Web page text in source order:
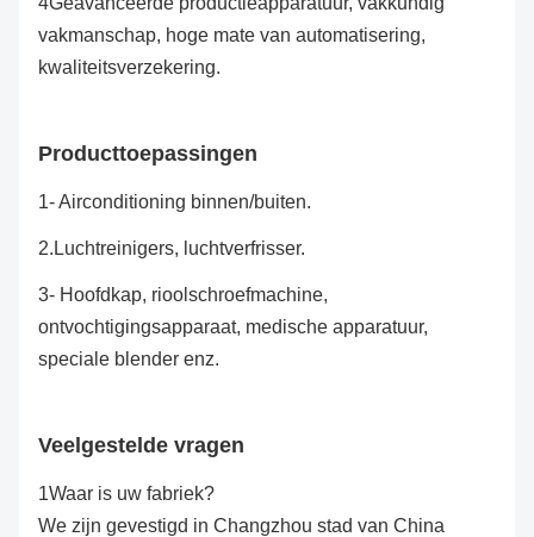
vakmanschap, hoge mate van automatisering,
kwaliteitsverzekering.
Producttoepassingen
1- Airconditioning binnen/buiten.
2. Luchtreinigers, luchtverfrisser.
3- Hoofdkap, rioolschroefmachine,
ontvochtigingsapparaat, medische apparatuur,
speciale blender enz.
Veelgestelde vragen
1Waar is uw fabriek?
We zijn gevestigd in Changzhou stad van China